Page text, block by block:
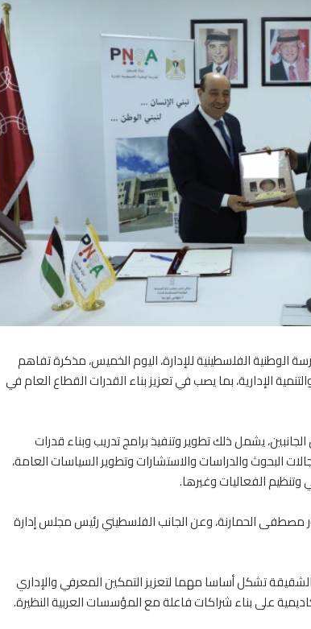
الوطنية الفلسطينية للإدارة، اليوم الخميس، مذكرة تفاهم
الإدارية، بما يصب في تعزيز بناء القدرات القطاع العام في
يشمل ذلك تطوير وتنفيذ برامج تدريب وبناء قدرات
البحوث والدراسات والاستشارات وتطوير السياسات العامة،
وتنظيم الفعاليات وغيرها.
مصطفى الحمارنة، وعن الجانب الفلسطيني رئيس مجلس إدارة
تشكل أساسا مهما لتعزيز التمكين المعرفي والإداري
على بناء شراكات فاعلة مع المؤسسات العربية النظيرة.